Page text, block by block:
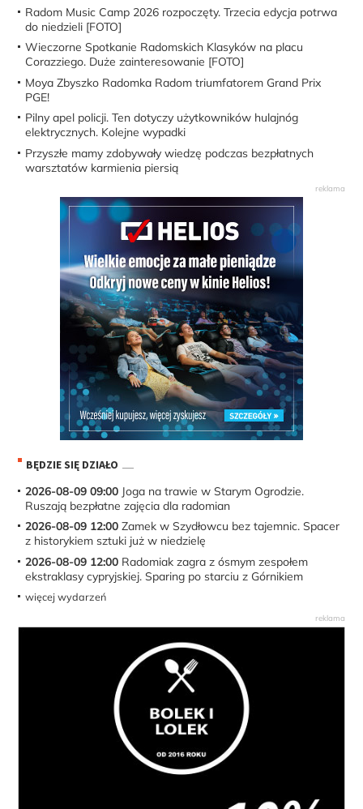
Radom Music Camp 2026 rozpoczęty. Trzecia edycja potrwa
do niedzieli [FOTO]
Wieczorne Spotkanie Radomskich Klasyków na placu
Corazziego. Duże zainteresowanie [FOTO]
Moya Zbyszko Radomka Radom triumfatorem Grand Prix
PGE!
Pilny apel policji. Ten dotyczy użytkowników hulajnóg
elektrycznych. Kolejne wypadki
Przyszłe mamy zdobywały wiedzę podczas bezpłatnych
warsztatów karmienia piersią
BĘDZIE SIĘ DZIAŁO
2026-08-09 09:00 Joga na trawie w Starym Ogrodzie.
Ruszają bezpłatne zajęcia dla radomian
2026-08-09 12:00 Zamek w Szydłowcu bez tajemnic. Spacer
z historykiem sztuki już w niedzielę
2026-08-09 12:00 Radomiak zagra z ósmym zespołem
ekstraklasy cypryjskiej. Sparing po starciu z Górnikiem
więcej wydarzeń